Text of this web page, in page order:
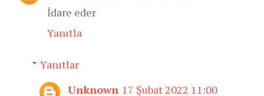
İdare eder
Yanıtla
Yanıtlar
Unknown 17 Şubat 2022 11:00